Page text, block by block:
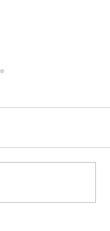
어진 바하